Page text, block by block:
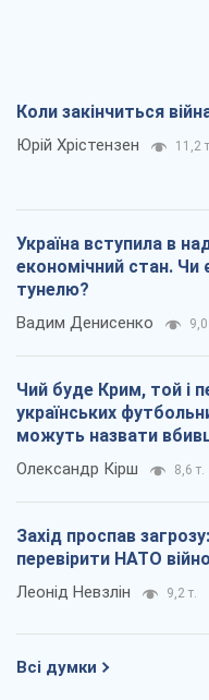
Коли закінчиться
Юрій Хрістензен 11,2
Україна вступила в
економічний стан. Чи
тунелю?
Вадим Денисенко 9,0
Чий буде Крим, той і
українських
можуть назвати
Олександр Кірш 8,6 т.
Захід проспав
перевірити НАТО
Леонід Невзлін 9,2 т.
Всі думки